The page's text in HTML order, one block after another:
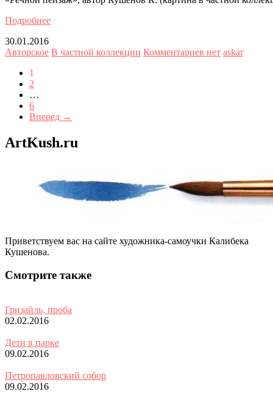
Подробнее
30.01.2016
Авторское В частной коллекции Комментариев нет askar
1
2
…
6
Вперед →
ArtKush.ru
Приветствуем вас на сайте художника-самоучки Калибека
Кушенова.
Смотрите также
Гризайль, проба
02.02.2016
Дети в парке
09.02.2016
Петропавловский собор
09.02.2016